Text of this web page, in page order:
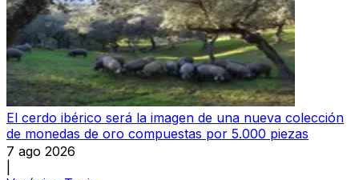
El cerdo ibérico será la imagen de una nueva colección
de monedas de oro compuestas por 5.000 piezas
7 ago 2026